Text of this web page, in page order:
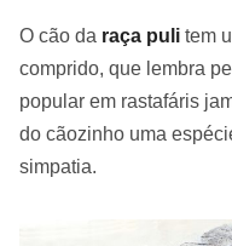
O cão da raça puli tem
comprido, que lembra
popular em rastafáris
do cãozinho uma
simpatia.